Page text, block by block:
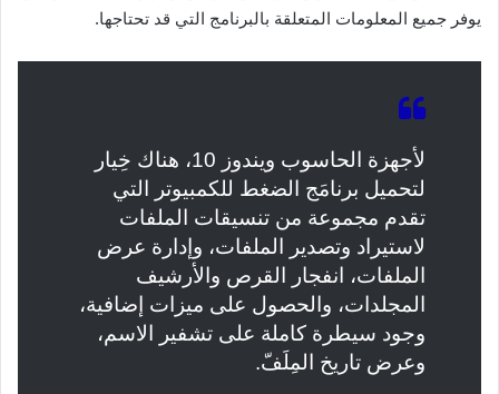
يوفر جميع المعلومات المتعلقة بالبرنامج التي قد تحتاجها.
لأجهزة الحاسوب ويندوز 10، هناك خِيار
لتحميل برنامَج الضغط للكمبيوتر التي
تقدم مجموعة من تنسيقات الملفات
لاستيراد وتصدير الملفات، وإدارة عرض
الملفات، انفجار القرص والأرشيف
المجلدات، والحصول على ميزات إضافية،
وجود سيطرة كاملة على تشفير الاسم،
وعرض تاريخ المِلَفّ.